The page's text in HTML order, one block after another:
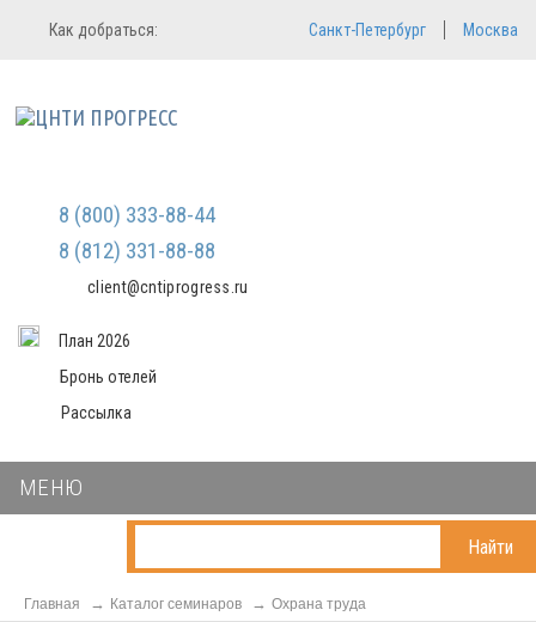
Регистрация
Мы не передаем ваши данные
третьим лицам и не рассылаем
Вход в систему
Как добраться: Санкт-Петербург Москва
8 (800) 333-88-44
8 (812) 331-88-88
client@cntiprogress.ru
План 2026
Бронь отелей
Рассылка
МЕНЮ
Найти
Главная Каталог семинаров Охрана труда